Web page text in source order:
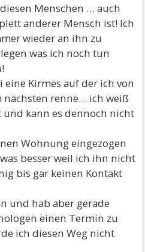
Menschen … auch
anderer Mensch ist! Ich
wieder an ihn zu
was ich noch tun
Kirmes auf der ich von
nächsten renne… ich weiß
kann es dennoch nicht
Wohnung eingezogen
besser weil ich ihn nicht
bis gar keinen Kontakt
und hab aber gerade
einen Termin zu
ich diesen Weg nicht